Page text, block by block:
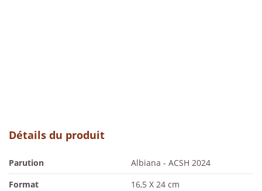
Détails du produit
Parution
Albiana - ACSH 2024
Format
16,5 X 24 cm